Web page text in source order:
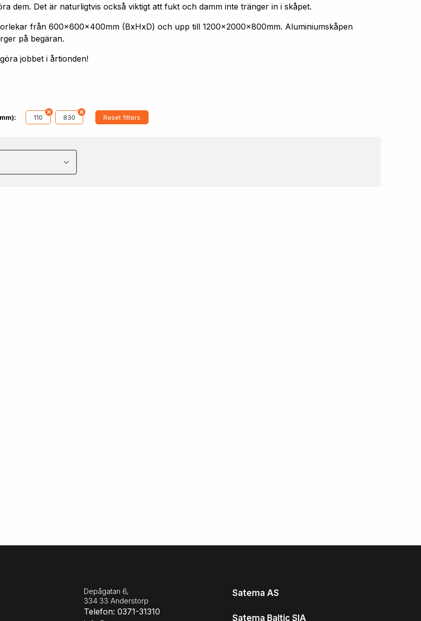
dem. Det är naturligtvis också viktigt att fukt och damm inte tränger in i skåpet.
från 600x600x400mm (BxHxD) och upp till 1200x2000x800mm. Aluminiumskåpen
på begäran.
jobbet i årtionden!
110 830 Reset filters
Depågatan 6,
334 33 Anderstorp
Telefon: 0371-31310
Satema AS
Satema Baltic SIA